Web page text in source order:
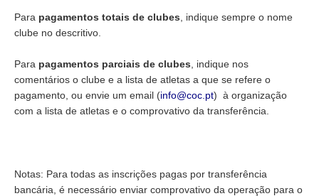
Para pagamentos totais de clubes , indique sempre o nome
clube no descritivo.
Para pagamentos parciais de clubes , indique nos
comentários o clube e a lista de atletas a que se refere o
pagamento, ou envie um email (info@coc.pt) à organização
com a lista de atletas e o comprovativo da transferência.
Notas: Para todas as inscrições pagas por transferência
bancária, é necessário enviar comprovativo da operação para o